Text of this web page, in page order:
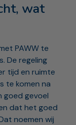
wat
PAWW te
De regeling
tijd en ruimte
te komen na
goed gevoel
dat het goed
noemen wij